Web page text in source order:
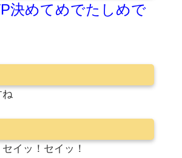
決めてめでたしめで
イッ！セイッ！